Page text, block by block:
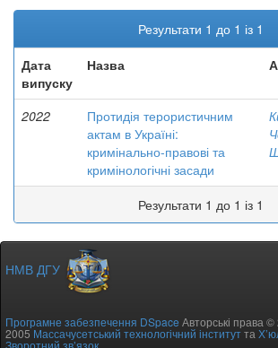
Результати 1 до 1 із 1
Дата
випуску
Назва
2022
Протидія терористичним
актам в Україні:
кримінально-правові та
кримінологічні засади
Результати 1 до 1 із 1
НМВ ДГУ
Програмне забезпечення DSpace Авторські права
2005Массачусетський технологічний інститутта
Зворотний зв’язок